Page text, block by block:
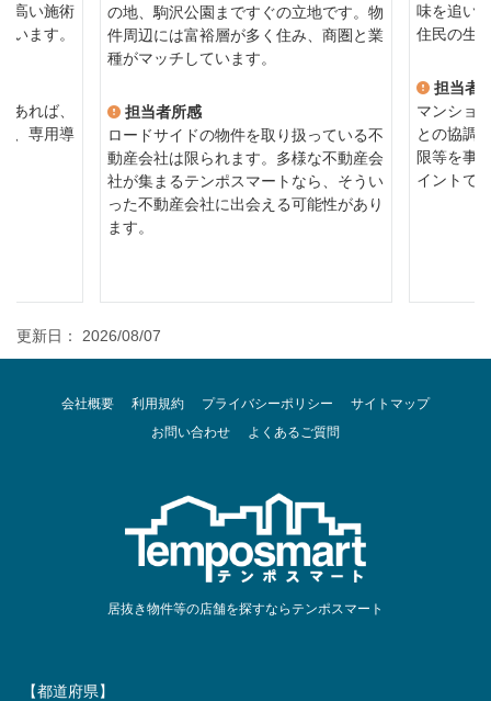
の地、駒沢公園まですぐの立地です。物
件周辺には富裕層が多く住み、商圏と業
種がマッチしています。
担当者所感
ロードサイドの物件を取り扱っている不
動産会社は限られます。多様な不動産会
社が集まるテンポスマートなら、そうい
った不動産会社に出会える可能性があり
ます。
味を追い
住民の生
担当者
マンショ
との協調
限等を事
イントで
高い施術
います。
あれば、
、専用導
更新日： 2026/08/07
会社概要 利用規約 プライバシーポリシー
サイトマップ
お問い合わせ
よくあるご質問
居抜き物件等の店舗を探すならテンポスマート
【都道府県】